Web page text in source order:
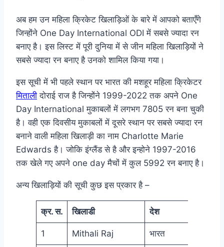
अब हम उन महिला क्रिकेट खिलाड़िओं के बारे में आपको बताएँगे
जिन्होंने One Day International ODI में सबसे ज्यादा रन
बनाए है। इस लिस्ट में पूरी दुनिया में से जीन महिला खिलाड़ियों ने
सबसे ज्यादा रन बनाए है उनको शामिल किया गया।
इस सूची में भी पहले स्थान पर भारत की मशहूर महिला क्रिकेटर
मिताली दोराई राज है जिन्होंने 1999-2022 तक अपने One
Day International मुकाबलों में लगभग 7805 रन बना चुकी
है। वही एक दिवसीय मुकाबलों में दूसरे स्थान पर सबसे ज्यादा रन
बनाने वाली महिला खिलाड़ी का नाम Charlotte Marie
Edwards है। जोकि इंग्लैंड से है और इन्होने 1997-2016
तक खेले गए अपने one day मैचों में कुल 5992 रन बनाए है।
अन्य खिलाड़ियों की सूची कुछ इस प्रकार है –
क्र. स. खिलाडी देश
1 Mithali Raj भारत